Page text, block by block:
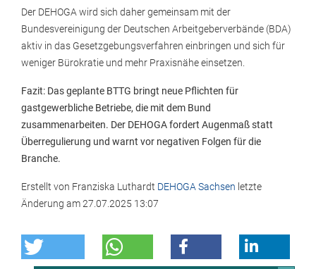
Der DEHOGA wird sich daher gemeinsam mit der
Bundesvereinigung der Deutschen Arbeitgeberverbände (BDA)
aktiv in das Gesetzgebungsverfahren einbringen und sich für
weniger Bürokratie und mehr Praxisnähe einsetzen.
Fazit: Das geplante BTTG bringt neue Pflichten für
gastgewerbliche Betriebe, die mit dem Bund
zusammenarbeiten. Der DEHOGA fordert Augenmaß statt
Überregulierung und warnt vor negativen Folgen für die
Branche.
Erstellt von Franziska Luthardt DEHOGA Sachsen letzte
Änderung am27.07.2025 13:07